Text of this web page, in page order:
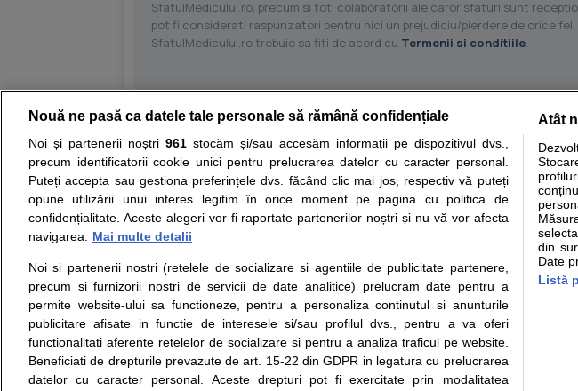
SfatulMedicului.ro, precum si toti colaboratorii ale caror sfaturi sunt
pot fi considerati raspunzatori pentru nici un prejudiciu/pierdere de orice
SfatulMedicului.ro trebuie sa fiti de acord cu Termenii si conditiile.
Resurse: Autoevaluare simptome Interpretare analize Specialitati medicale
Opiniile avizate ale medicilor, sfaturile si orice alte informatii despre sanatate
nici diagnosticul stabilit in urma investigatiilor si analizelor medicale. Va sfatuim, ca pe
ii punem la dispozitie pentru programare in sistemul de programari la medic Clickmed.
Despre noi
Contact
Intrebari frecvente
Consultanti
medicali
Termeni si conditii
Politica de
confidentialitate
Politica de cookie
Modifica Setarile Cookie
Drepturile consumatorului
Protectia consumatorilor -
ANPC
Solutionarea Alternativa a
Litigiilor
Info consumator:
Formulare europene - CNAS
Ministerul Sanatatii - ANMDM
Nouă ne pasă ca datele tale personale să rămână confidențiale
Noi și partenerii noștri 961stocăm și/sau accesăm informații pe dispozitivul dvs.,
precum identificatorii cookie unici pentru prelucrarea datelor cu caracter personal.
Puteți accepta sau gestiona preferințele dvs. făcând clic mai jos, respectiv vă puteți
opune utilizării unui interes legitim în orice moment pe pagina cu politica de
confidențialitate. Aceste alegeri vor fi raportate partenerilor noștri și nu vă vor afecta
navigarea.
Mai multe detalii
Noi si partenerii nostri (retelele de socializare si agentiile de publicitate partenere,
precum si furnizorii nostri de servicii de date analitice) prelucram date pentru a
permite website-ului sa functioneze, pentru a personaliza continutul si anunturile
publicitare afisate in functie de interesele si/sau profilul dvs., pentru a va oferi
functionalitati aferente retelelor de socializare si pentru a analiza traficul pe website.
Beneficiati de drepturile prevazute de art. 15-22 din GDPR in legatura cu prelucrarea
datelor cu caracter personal. Aceste drepturi pot fi exercitate prin modalitatea
Atât
din
Date
Listă